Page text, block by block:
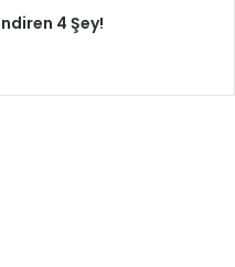
4 Şey!